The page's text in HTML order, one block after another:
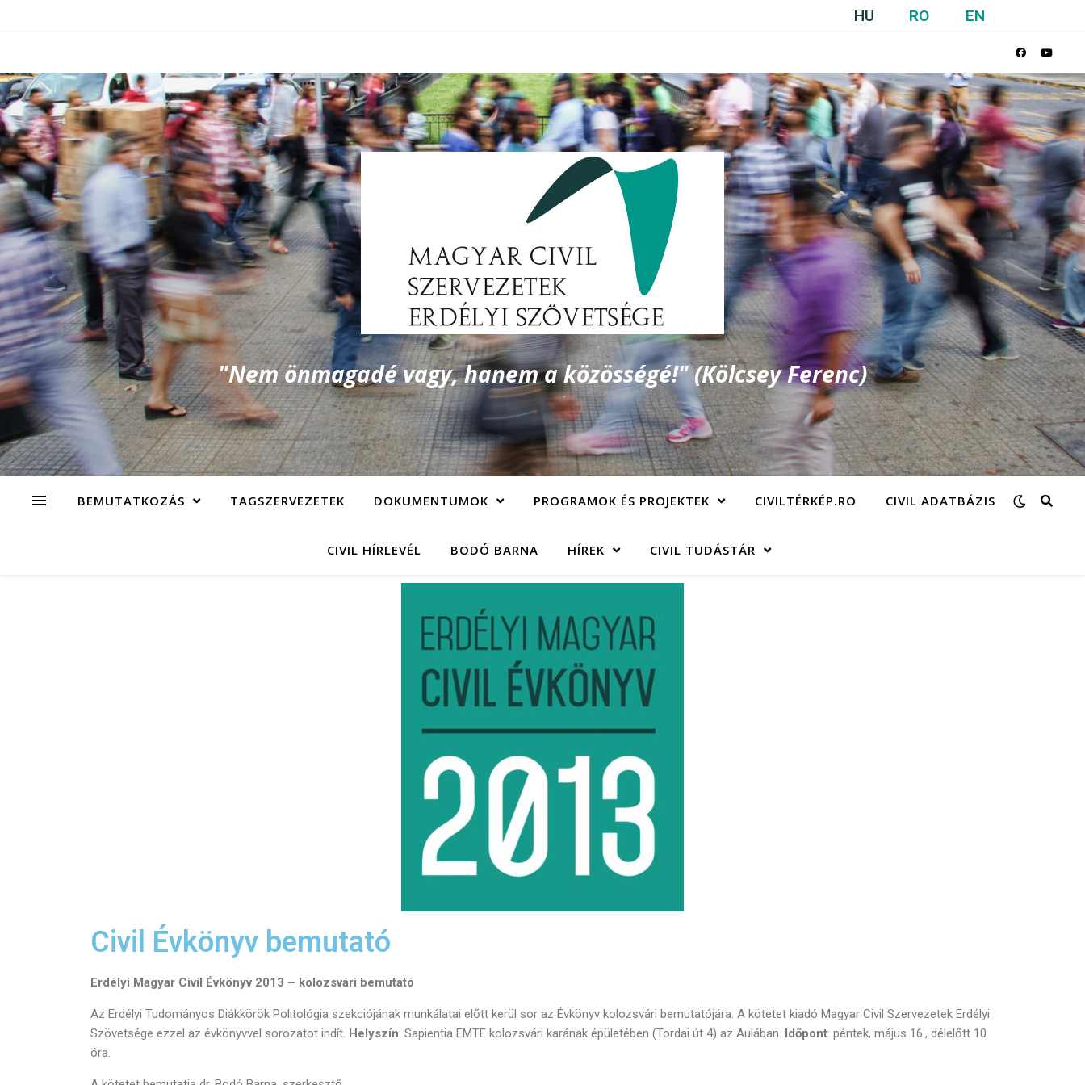
HU RO EN
"Nem önmagadé vagy, hanem a közösségé!" (Kölcsey Ferenc)
BEMUTATKOZÁS TAGSZERVEZETEK DOKUMENTUMOK PROGRAMOK ÉS PROJEKTEK CIVILTÉRKÉP.RO CIVIL ADATBÁZIS
CIVIL HÍRLEVÉL BODÓ BARNA HÍREK CIVIL TUDÁSTÁR
Civil Évkönyv bemutató
Erdélyi Magyar Civil Évkönyv 2013 – kolozsvári bemutató
Az Erdélyi Tudományos Diákkörök Politológia szekciójának munkálatai előtt kerül sor az Évkönyv kolozsvári bemutatójára. A kötetet kiadó Magyar Civil Szervezetek Erdélyi
Szövetsége ezzel az évkönyvvel sorozatot indít. Helyszín: Sapientia EMTE kolozsvári karának épületében (Tordai út 4) az Aulában. Időpont: péntek, május 16., délelőtt 10
óra.